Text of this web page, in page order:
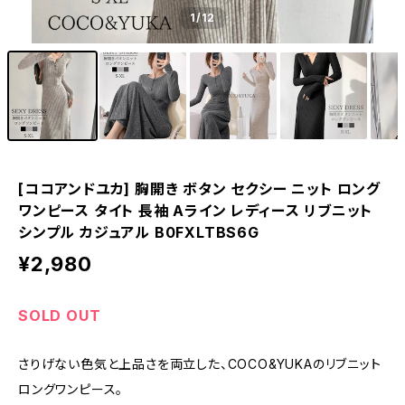
1/12
[ココアンドユカ] 胸開き ボタン セクシー ニット ロング
ワンピース タイト 長袖 Aライン レディース リブニット
シンプル カジュアル B0FXLTBS6G
¥2,980
SOLD OUT
さりげない色気と上品さを両立した、COCO&YUKAのリブニット
ロングワンピース。